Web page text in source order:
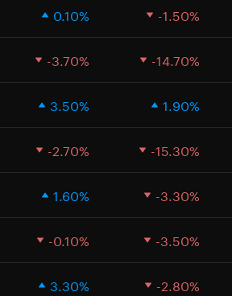
0.10% -1.50%
-3.70% -14.70%
3.50% 1.90%
-2.70% -15.30%
1.60% -3.30%
-0.10% -3.50%
3.30% -2.80%